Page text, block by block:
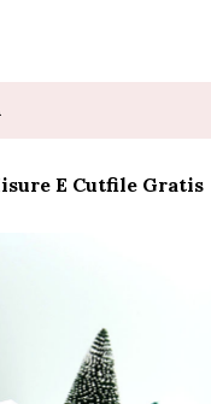
E Cutfile Gratis